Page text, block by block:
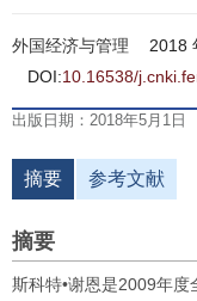
外国经济与管理 2018
DOI:10.16538/
出版日期：2018年5月1日
摘要 参考文献
摘要
斯科特•谢恩是2009年